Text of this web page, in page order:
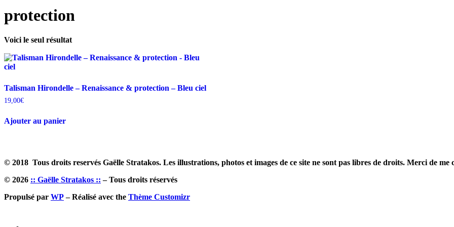
protection
Voici le seul résultat
Talisman Hirondelle – Renaissance & protection – Bleu ciel
19,00€
Ajouter au panier
© 2018 Tous droits reservés Gaëlle Stratakos. Les illustrations, photos et images de ce site ne sont pas libres de droits. Merci de me
© 2026 :: Gaëlle Stratakos :: – Tous droits réservés
Propulsé par WP– Réalisé avec the Thème Customizr